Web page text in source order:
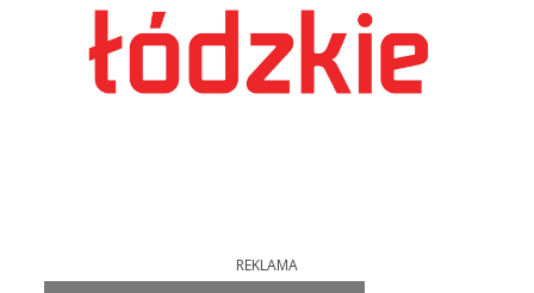
REKLAMA